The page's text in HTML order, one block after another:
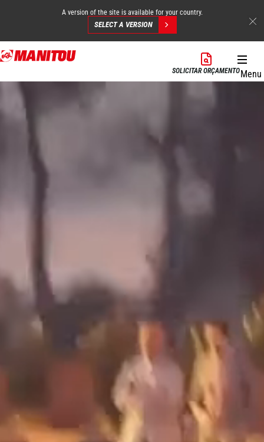
Skip
to
content
A version of the site is available for your country.
SELECT A VERSION
SOLICITAR ORÇAMENTOMenu